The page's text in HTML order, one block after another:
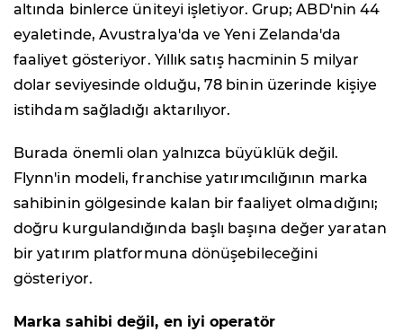
altında binlerce üniteyi işletiyor. Grup; ABD'nin 44
eyaletinde, Avustralya'da ve Yeni Zelanda'da
faaliyet gösteriyor. Yıllık satış hacminin 5 milyar
dolar seviyesinde olduğu, 78 binin üzerinde kişiye
istihdam sağladığı aktarılıyor.
Burada önemli olan yalnızca büyüklük değil.
Flynn'in modeli, franchise yatırımcılığının marka
sahibinin gölgesinde kalan bir faaliyet olmadığını;
doğru kurgulandığında başlı başına değer yaratan
bir yatırım platformuna dönüşebileceğini
gösteriyor.
Marka sahibi değil, en iyi operatör